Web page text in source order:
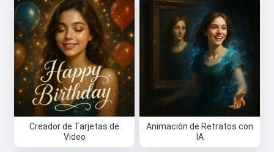
Creador de Tarjetas de
Video
Animación de Retratos con
IA